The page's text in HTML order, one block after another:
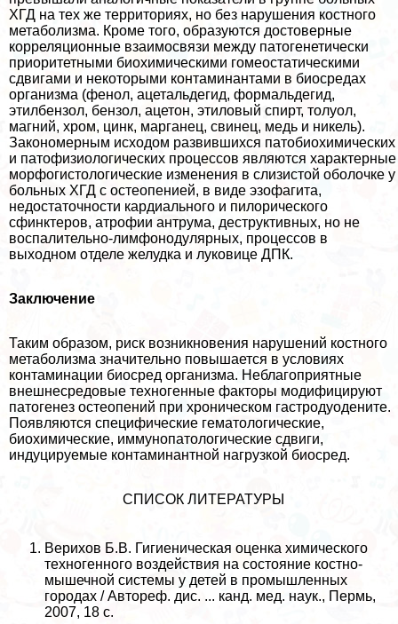
ХГД на тех же территориях, но без нарушения костного
метаболизма. Кроме того, образуются достоверные
корреляционные взаимосвязи между патогенетически
приоритетными биохимическими гомеостатическими
сдвигами и некоторыми контаминантами в биосредах
организма (фенол, ацетальдегид, формальдегид,
этилбензол, бензол, ацетон, этиловый спирт, толуол,
магний, хром, цинк, марганец, свинец, медь и никель).
Закономерным исходом развившихся патобиохимических
и патофизиологических процессов являются хаpaктерные
морфогистологические изменения в слизистой оболочке у
больных ХГД с остеопенией, в виде эзофагита,
недостаточности кардиального и пилорического
сфинктеров, атрофии антрума, деструктивных, но не
воспалительно-лимфонодулярных, процессов в
выходном отделе желудка и луковице ДПК.
Заключение
Таким образом, риск возникновения нарушений костного
метаболизма значительно повышается в условиях
контаминации биосред организма. Нeблагоприятные
внешнесредовые техногенные факторы модифицируют
патогенез остеопений при хроническом гастродуодените.
Появляются специфические гематологические,
биохимические, иммунопатологические сдвиги,
индуцируемые контаминантной нагрузкой биосред.
СПИСОК ЛИТЕРАТУРЫ
Верихов Б.В. Гигиеническая оценка химического
техногенного воздействия на состояние костно-
мышечной системы у детей в промышленных
городах / Автореф. дис. ... канд. мед. наук., Пермь,
2007, 18 с.